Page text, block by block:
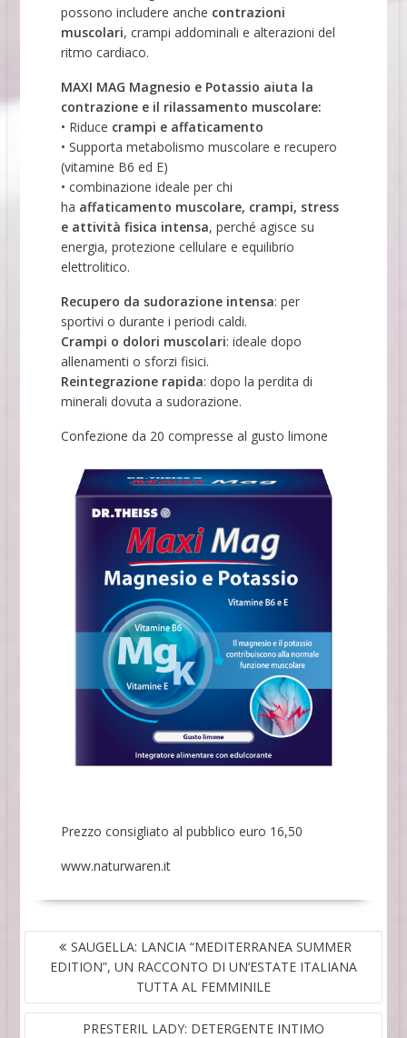
possono includere anche contrazioni
muscolari, crampi addominali e alterazioni del
ritmo cardiaco.
MAXI MAG Magnesio e Potassio aiuta la
contrazione e il rilassamento muscolare:
• Riduce crampi e affaticamento
• Supporta metabolismo muscolare e recupero
(vitamine B6 ed E)
• combinazione ideale per chi
ha affaticamento muscolare, crampi, stress
e attività fisica intensa, perché agisce su
energia, protezione cellulare e equilibrio
elettrolitico.
Recupero da sudorazione intensa: per
sportivi o durante i periodi caldi.
Crampi o dolori muscolari: ideale dopo
allenamenti o sforzi fisici.
Reintegrazione rapida: dopo la perdita di
minerali dovuta a sudorazione.
Confezione da 20 compresse al gusto limone
Prezzo consigliato al pubblico euro 16,50
www.naturwaren.it
NAVIGAZIONE
ARTICOLISAUGELLA: LANCIA “MEDITERRANEA SUMMER
EDITION”, UN RACCONTO DI UN’ESTATE ITALIANA
TUTTA AL FEMMINILE
PRESTERIL LADY: DETERGENTE INTIMO